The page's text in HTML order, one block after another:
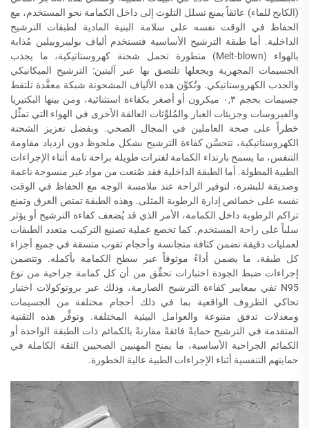
(الكابح للماء) عائقاً يمنع تسلل التلوث إلى داخل الكمامة نحو المستخدم، مع
الحفاظ في الوقت نفسه على سلامة البنية المادية لطبقات الترشيح
الداخلية. أما طبقة الترشيح الأساسية فتستخدم ألياف بوليبروبيلين مُذابة
بالهواء (Melt-blown) متطورة تحمل شحنة كهروستاتيكية، ما يجذب
الجسيمات المجهرية ويجعلها تلتصق بها عبر آليتين: الترشيح الميكانيكي
والجذب الكهروستاتيكي. وتُكوِّن هذه الألياف المشحونة شبكة معقَّدة تلتقط
جسيمات بحجم ٠,٣ ميكرون أو أصغر بكفاءة استثنائية، ومن بينها البكتيريا
والفيروسات وجزيئات الغبار والمُلوِّثات العالقة الأخرى في الهواء التي تمثِّل
خطراً على صحة العاملين في المجال الصحي. وبفضل تعزيز الشحنة
الكهروستاتيكية، تتحسَّن كفاءة الترشيح بشكل ملحوظ دون ازدياد مقاومة
التنفس، ما يسمح بارتداء الكمامة لفترات طويلة براحة تامة أثناء الإجراءات
الطبية المطولة. أما الطبقة الداخلية فقد صُنعت من مواد غير منسوجة ناعمة
وصديقة للبشرة، لتوفير الراحة عند ملامسة الوجه مع الحفاظ في الوقت
نفسه على خصائص إدارة الرطوبة المثلى. وهذه الطبقة تمتص العرق وتمنع
تراكم الرطوبة داخل الكمامة، الأمر الذي قد يُضعف كفاءة الترشيح أو يؤثر
سلباً على راحة المستخدم. كما تخضع عملية تصنيع التركيب متعدد الطبقات
لعمليات دقيقة تضمن كثافة متجانسة وأحجام ثقوب متسقة في جميع أجزاء
كل طبقة، ما يضمن أداءً موثوقاً عبر سطح الكمامة بأكمله. وتتضمن
إجراءات ضبط الجودة اختبارات تحقِّق من أن كل كمامة جراحية من نوع
N95 تفي بمعايير كفاءة الترشيح الصارمة، وذلك عبر بروتوكولات اختبار
تحاكي الظروف الواقعية بما في ذلك أحجام مختلفة من الجسيمات
ومعدلات تدفق متنوعة والعوامل البيئية المختلفة. وتوفِّر هذه التقنية
المتقدمة في الترشيح حمايةً فائقةً مقارنةً بالكمائم ذات الطبقة الواحدة أو
الكمائم الجراحية الأساسية، ما يمنح المهنيين الصحيين الثقة الكاملة في
حمايتهم التنفسية أثناء الإجراءات الطبية عالية الخطورة.